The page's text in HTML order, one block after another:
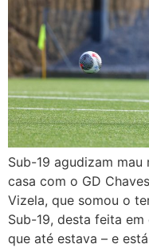
Sub-19 agudizam
casa com o GD
Vizela, que somou o
Sub-19, desta feita
que até estava – e